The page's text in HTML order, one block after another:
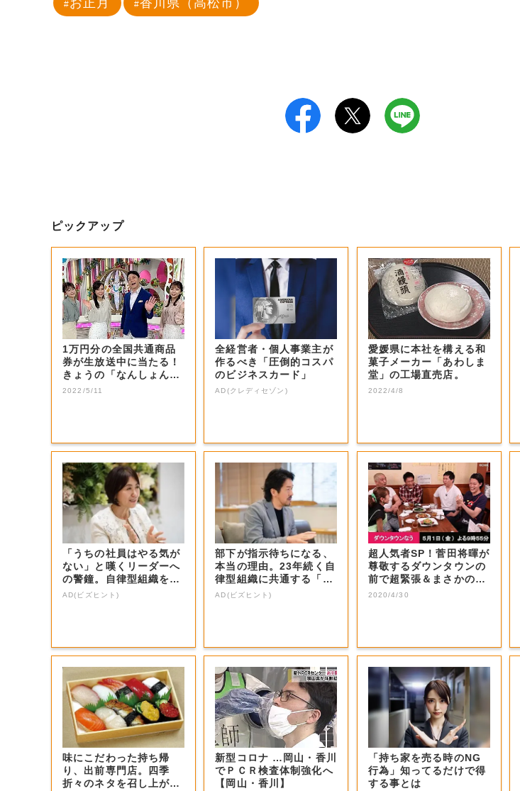
お正月 香川県（高松市）
ピックアップ
1万円分の全国共通商品
券が生放送中に当たる！
きょうの「なんしょん？
生電話クイズ」...
2022/5/11
全経営者・個人事業主が
作るべき「圧倒的コスパ
のビジネスカード」
AD(クレディセゾン)
愛媛県に本社を構える和
菓子メーカー「あわしま
堂」の工場直売店。
2022/4/8
「うちの社員はやる気が
ない」と嘆くリーダーへ
の警鐘。自律型組織をつ
くる前に外せな...
AD(ビズヒント)
部下が指示待ちになる、
本当の理由。23年続く自
律型組織に共通する「3
つの要素」
AD(ビズヒント)
超人気者SP！菅田将暉が
尊敬するダウンタウンの
前で超緊張＆まさかの大
号泣！思いを...
2020/4/30
味にこだわった持ち帰
り、出前専門店。四季
折々のネタを召し上が
新型コロナ …岡山・香川
でＰＣＲ検査体制強化へ
【岡山・香川】
「持ち家を売る時のNG
行為」知ってるだけで得
する事とは